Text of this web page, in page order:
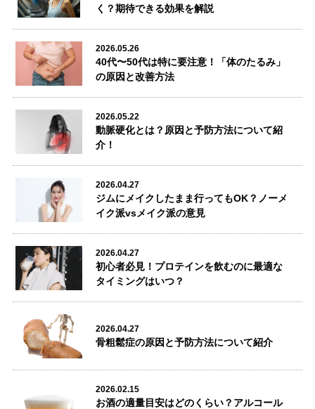
く？期待できる効果を解説
2026.05.26
40代〜50代は特に要注意！「体のたるみ」
の原因と改善方法
2026.05.22
動脈硬化とは？原因と予防方法について紹
介！
2026.04.27
ジムにメイクしたまま行ってもOK？ノーメ
イク派vsメイク派の意見
2026.04.27
初心者必見！プロテインを飲むのに最適な
タイミングはいつ？
2026.04.27
骨粗鬆症の原因と予防方法について紹介
2026.02.15
お酒の適量目安はどのくらい？アルコール